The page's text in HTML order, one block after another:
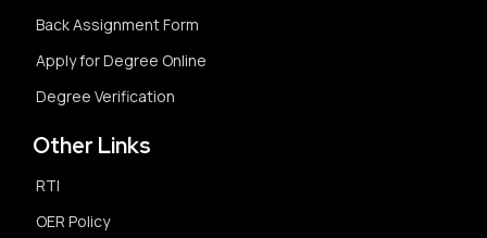
Back Assignment Form
Apply for Degree Online
Degree Verification
Other Links
RTI
OER Policy